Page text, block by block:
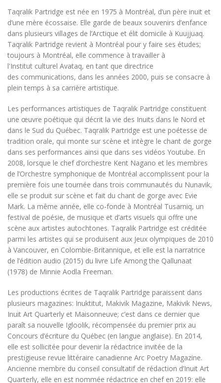
Taqralik Partridge est née en 1975 à Montréal, d’un père inuit et
d’une mère écossaise. Elle garde de beaux souvenirs d’enfance
dans plusieurs villages de l’Arctique et élit domicile à Kuujjuaq.
Taqralik Partridge revient à Montréal pour y faire ses études;
toujours à Montréal, elle commence à travailler à
l'Institut culturel Avataq, en tant que directrice
des communications, dans les années 2000, puis se consacre à
plein temps à sa carrière artistique.
Les performances artistiques de Taqralik Partridge constituent
une œuvre poétique qui décrit la vie des Inuits dans le Nord et
dans le Sud du Québec. Taqralik Partridge est une poétesse de
tradition orale, qui monte sur scène et intègre le chant de gorge
dans ses performances ainsi que dans ses vidéos Youtube. En
2008, lorsque le chef d’orchestre Kent Nagano et les membres
de l’Orchestre symphonique de Montréal accomplissent pour la
première fois une tournée dans trois communautés du Nunavik,
elle se produit sur scène et fait du chant de gorge avec Evie
Mark. La même année, elle co-fonde à Montréal Tusarniq, un
festival de poésie, de musique et d’arts visuels qui offre une
scène aux artistes autochtones. Taqralik Partridge est créditée
parmi les artistes qui se produisent aux Jeux olympiques de 2010
à Vancouver, en Colombie-Britannique, et elle est la narratrice
de l’édition audio (2015) du livre Life Among the Qallunaat
(1978) de Minnie Aodla Freeman.
Les productions écrites de Taqralik Partridge paraissent dans
plusieurs magazines: Inuktitut, Makivik Magazine, Makivik News,
Inuit Art Quarterly et Maisonneuve; c’est dans ce dernier que
paraît sa nouvelle Igloolik, récompensée du premier prix au
Concours d’écriture du Québec (en langue anglaise). En 2014,
elle est sollicitée pour devenir la rédactrice invitée de la
prestigieuse revue littéraire canadienne Arc Poetry Magazine.
Ancienne membre du conseil consultatif de rédaction d’Inuit Art
Quarterly, elle en est nommée rédactrice en chef en 2019: elle